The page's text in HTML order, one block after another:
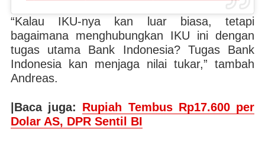
“Kalau IKU-nya kan luar biasa, tetapi
bagaimana menghubungkan IKU ini dengan
tugas utama Bank Indonesia? Tugas Bank
Indonesia kan menjaga nilai tukar,” tambah
Andreas.
|Baca juga: Rupiah Tembus Rp17.600 per
Dolar AS, DPR Sentil BI